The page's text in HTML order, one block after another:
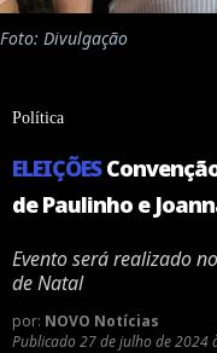
Foto: Divulgação
Política
ELEIÇÕES
de Paulinho e
Evento será realizado
de Natal
por: NOVO Notícias
Publicado 27 de julho de 2024